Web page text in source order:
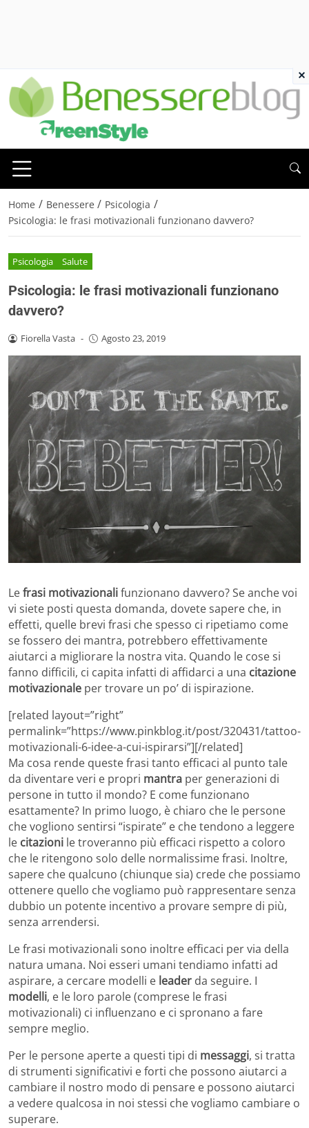
Home / Benessere / Psicologia /
Psicologia: le frasi motivazionali funzionano davvero?
Psicologia Salute
Psicologia: le frasi motivazionali funzionano
davvero?
Fiorella Vasta - Agosto 23, 2019
Lefrasi motivazionalifunzionano davvero? Se anche voi
vi siete posti questa domanda, dovete sapere che, in
effetti, quelle brevi frasi che spesso ci ripetiamo come
se fossero dei mantra, potrebbero effettivamente
aiutarci a migliorare la nostra vita. Quando le cose si
fanno difficili, ci capita infatti di affidarci a una citazione
motivazionale per trovare un po’ di ispirazione.
[related layout=”right”
permalink=”https://www.pinkblog.it/post/320431/tattoo-
motivazionali-6-idee-a-cui-ispirarsi”][/related]
Ma cosa rende queste frasi tanto efficaci al punto tale
da diventare veri e propri mantra per generazioni di
persone in tutto il mondo? E come funzionano
esattamente? In primo luogo, è chiaro che le persone
che vogliono sentirsi “ispirate” e che tendono a leggere
le citazioni le troveranno più efficaci rispetto a coloro
che le ritengono solo delle normalissime frasi. Inoltre,
sapere che qualcuno (chiunque sia) crede che possiamo
ottenere quello che vogliamo può rappresentare senza
dubbio un potente incentivo a provare sempre di più,
senza arrendersi.
Le frasi motivazionali sono inoltre efficaci per via della
natura umana. Noi esseri umani tendiamo infatti ad
aspirare, a cercare modelli e leader da seguire. I
modelli, e le loro parole (comprese le frasi
motivazionali) ci influenzano e ci spronano a fare
sempre meglio.
Per le persone aperte a questi tipi di messaggi, si tratta
di strumenti significativi e forti che possono aiutarci a
cambiare il nostro modo di pensare e possono aiutarci
a vedere qualcosa in noi stessi che vogliamo cambiare o
superare.
×